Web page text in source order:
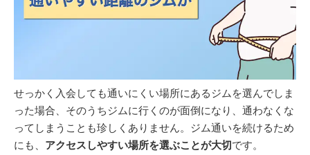
せっかく入会しても通いにくい場所にあるジムを選んでしま
った場合、そのうちジムに行くのが面倒になり、通わなくな
ってしまうことも珍しくありません。ジム通いを続けるため
にも、 アクセスしやすい場所を選ぶことが大切です。